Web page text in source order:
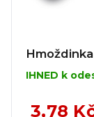
IHNED k
3,78